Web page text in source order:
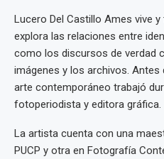
Lucero Del Castillo Ames vive
explora las relaciones entre
como los discursos de verdad
imágenes y los archivos. Antes
arte contemporáneo trabajó
fotoperiodista y editora gráfica.
La artista cuenta con una
PUCP y otra en Fotografía